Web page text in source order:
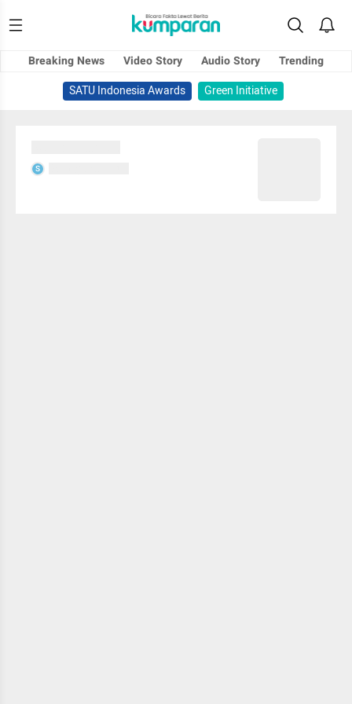
Breaking News Video Story Audio Story
Trending
SATU Indonesia Awards
Green Initiative
S